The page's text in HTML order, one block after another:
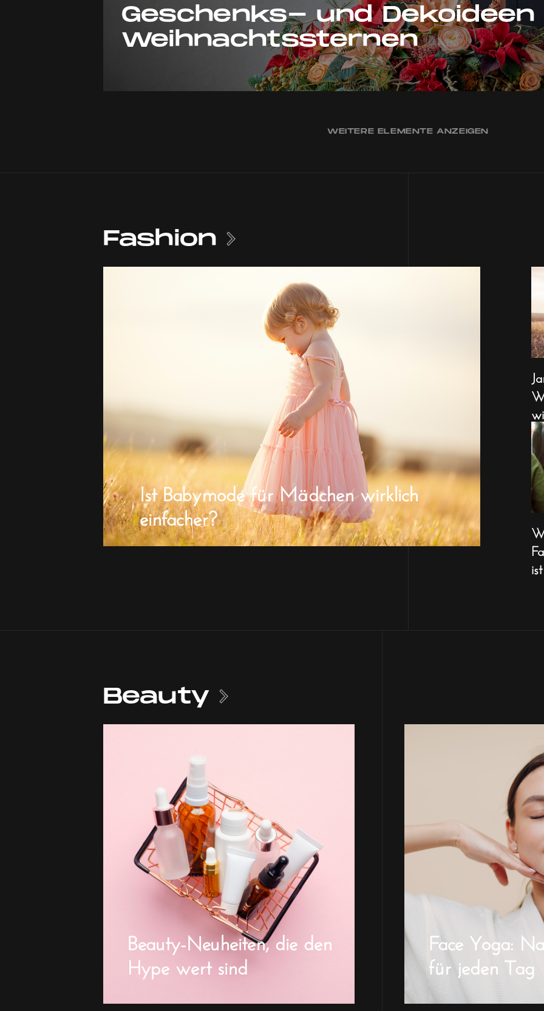
Geschenks- und Dekoideen
Weihnachtssternen
WEITERE ELEMENTE ANZEIGEN
Fashion
Ist Babymode für Mädchen wirklich
einfacher?
ist
Beauty
Beauty-Neuheiten, die den
Hype wert sind
Face Yoga:
für jeden Tag